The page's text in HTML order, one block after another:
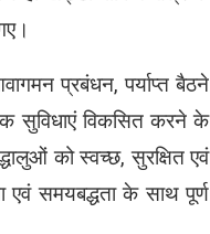
प्रबंधन, पर्याप्त बैठने
सुविधाएं विकसित करने के
को स्वच्छ, सुरक्षित एवं
एवं समयबद्धता के साथ पूर्ण